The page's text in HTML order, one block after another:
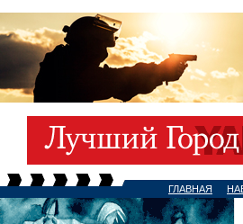
ГЛАВНАЯ